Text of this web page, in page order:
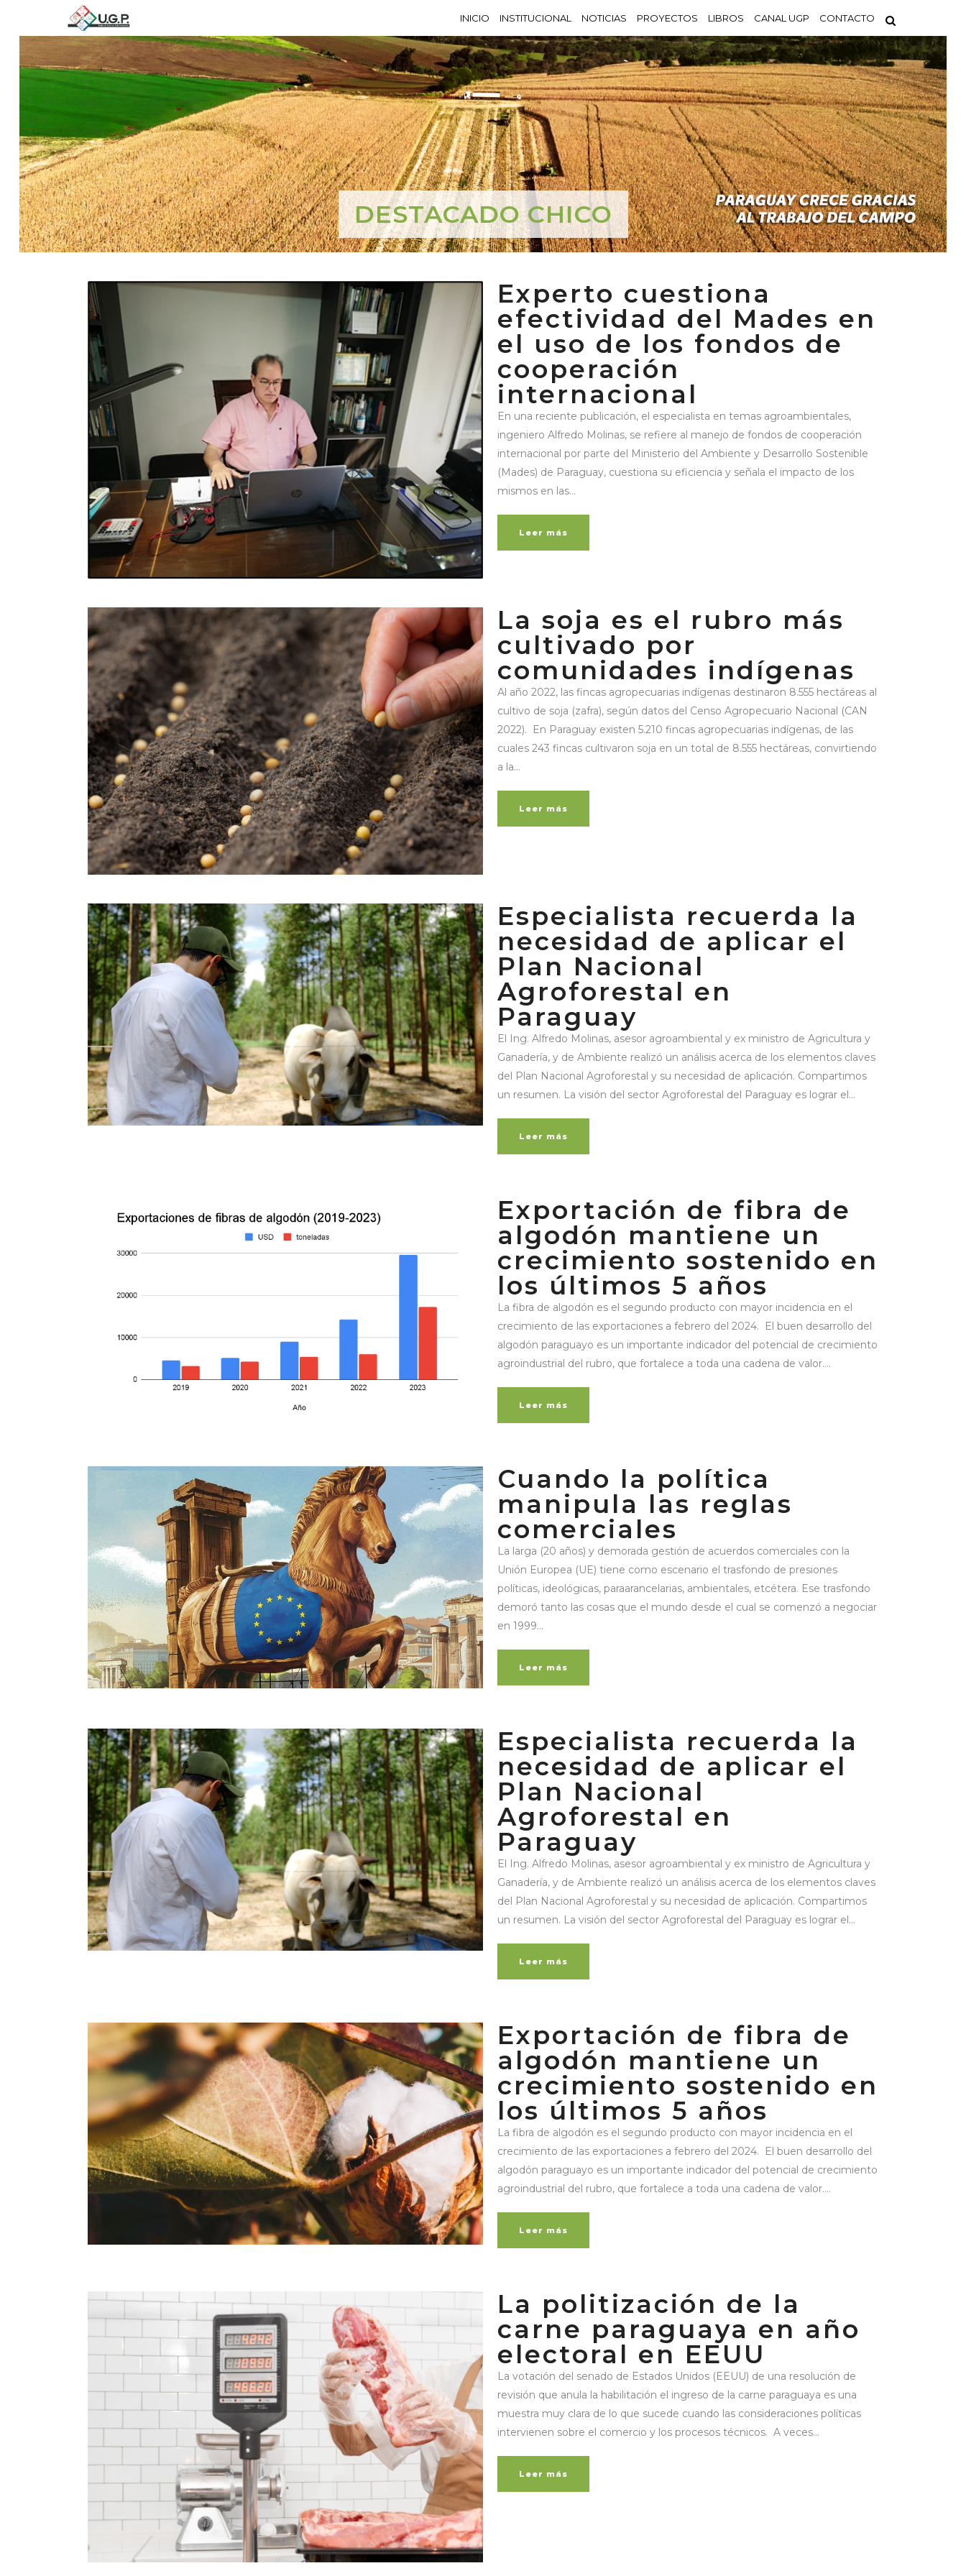
INICIO INSTITUCIONAL NOTICIAS PROYECTOS LIBROS CANAL UGP CONTACTO
DESTACADO CHICO
Experto cuestiona
efectividad del Mades en
el uso de los fondos de
cooperación
internacional
En una reciente publicación, el especialista en temas agroambientales,
ingeniero Alfredo Molinas, se refiere al manejo de fondos de cooperación
internacional por parte del Ministerio del Ambiente y Desarrollo Sostenible
(Mades) de Paraguay, cuestiona su eficiencia y señala el impacto de los
mismos en las...
Leer más
La soja es el rubro más
cultivado por
comunidades indígenas
Al año 2022, las fincas agropecuarias indígenas destinaron 8.555 hectáreas al
cultivo de soja (zafra), según datos del Censo Agropecuario Nacional (CAN
2022). En Paraguay existen 5.210 fincas agropecuarias indígenas, de las
cuales 243 fincas cultivaron soja en un total de 8.555 hectáreas, convirtiendo
a la...
Leer más
Especialista recuerda la
necesidad de aplicar el
Plan Nacional
Agroforestal en
Paraguay
El Ing. Alfredo Molinas, asesor agroambiental y ex ministro de Agricultura y
Ganadería, y de Ambiente realizó un análisis acerca de los elementos claves
del Plan Nacional Agroforestal y su necesidad de aplicación. Compartimos
un resumen. La visión del sector Agroforestal del Paraguay es lograr el...
Leer más
Exportación de fibra de
algodón mantiene un
crecimiento sostenido en
los últimos 5 años
La fibra de algodón es el segundo producto con mayor incidencia en el
crecimiento de las exportaciones a febrero del 2024. El buen desarrollo del
algodón paraguayo es un importante indicador del potencial de crecimiento
agroindustrial del rubro, que fortalece a toda una cadena de valor....
Leer más
Cuando la política
manipula las reglas
comerciales
La larga (20 años) y demorada gestión de acuerdos comerciales con la
Unión Europea (UE) tiene como escenario el trasfondo de presiones
políticas, ideológicas, paraarancelarias, ambientales, etcétera. Ese trasfondo
demoró tanto las cosas que el mundo desde el cual se comenzó a negociar
en 1999...
Leer más
Especialista recuerda la
necesidad de aplicar el
Plan Nacional
Agroforestal en
Paraguay
El Ing. Alfredo Molinas, asesor agroambiental y ex ministro de Agricultura y
Ganadería, y de Ambiente realizó un análisis acerca de los elementos claves
del Plan Nacional Agroforestal y su necesidad de aplicación. Compartimos
un resumen. La visión del sector Agroforestal del Paraguay es lograr el...
Leer más
Exportación de fibra de
algodón mantiene un
crecimiento sostenido en
los últimos 5 años
La fibra de algodón es el segundo producto con mayor incidencia en el
crecimiento de las exportaciones a febrero del 2024. El buen desarrollo del
algodón paraguayo es un importante indicador del potencial de crecimiento
agroindustrial del rubro, que fortalece a toda una cadena de valor....
Leer más
La politización de la
carne paraguaya en año
electoral en EEUU
La votación del senado de Estados Unidos (EEUU) de una resolución de
revisión que anula la habilitación el ingreso de la carne paraguaya es una
muestra muy clara de lo que sucede cuando las consideraciones políticas
intervienen sobre el comercio y los procesos técnicos. A veces...
Leer más